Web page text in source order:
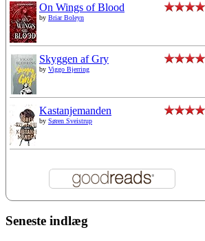
On Wings of Blood
by Briar Boleyn
Skyggen af Gry
by Viggo Bjerring
Kastanjemanden
by Søren Sveistrup
Seneste indlæg